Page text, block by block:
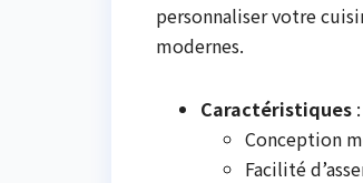
personnaliser votre
modernes.
Caractéristiques :
Conception
Facilité